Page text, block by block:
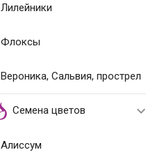
Лилейники
Флоксы
Вероника, Сальвия, прострел
Семена цветов 
Алиссум